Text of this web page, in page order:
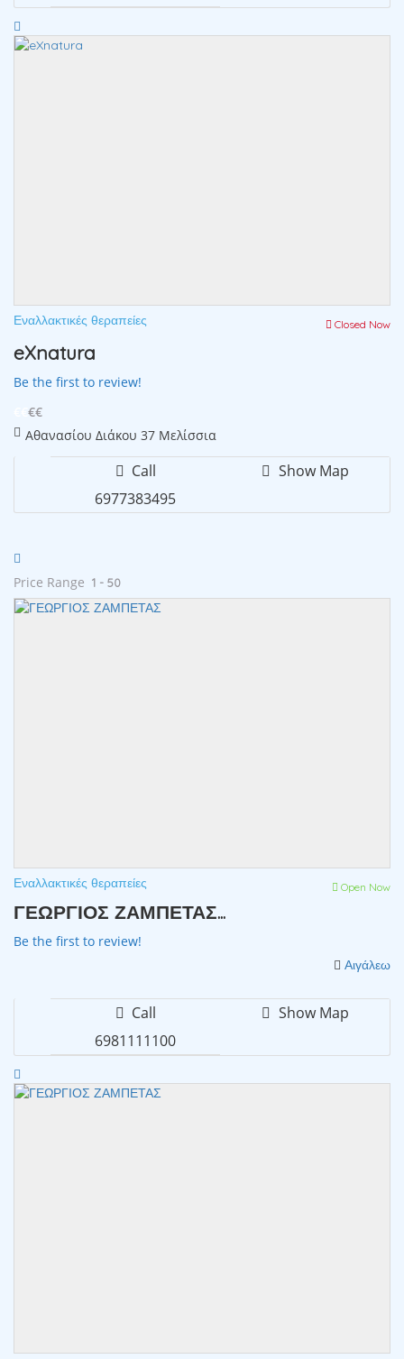
Εναλλακτικές θεραπείες Closed Now
eXnatura
Be the first to review!
€€
Αθανασίου Διάκου 37 Μελίσσια
Call
6977383495
Show Map
Price Range 1 - 50
Εναλλακτικές θεραπείες Open Now
ΓΕΩΡΓΙΟΣ ΖΑΜΠΕΤΑΣ...
Be the first to review!
Αιγάλεω
Call
6981111100
Show Map